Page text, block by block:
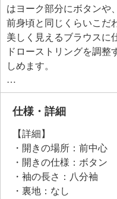
はヨーク部分にボタンや
前身頃と同じくらいこだ
美しく見えるブラウスに
ドローストリングを調整
しめます。
●普段と同じサイズをお
仕様・詳細
【詳細】
・開きの場所：前中心
・開きの仕様：ボタン
・袖の長さ：八分袖
・裏地：なし